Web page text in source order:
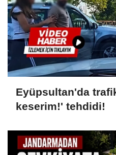
Eyüpsultan'da
keserim!' tehdidi!